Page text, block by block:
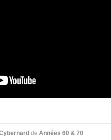
de Années 60 & 70